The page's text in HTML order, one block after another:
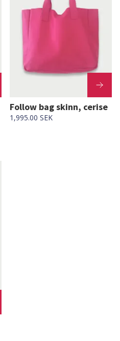
Follow bag skinn, cerise
1,995.00 SEK